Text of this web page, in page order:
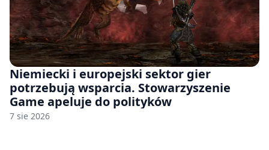
Niemiecki i europejski sektor gier
potrzebują wsparcia. Stowarzyszenie
Game apeluje do polityków
7 sie 2026